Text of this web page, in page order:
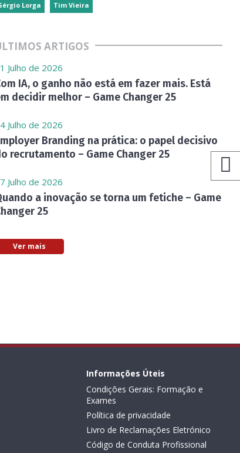
Lorga Tim Vieira
ARTIGOS
Julho de 2026
IA, o ganho não está em fazer mais. Está
decidir melhor – Game Changer 25
Julho de 2026
Branding na prática: o papel decisivo
recrutamento – Game Changer 25
Julho de 2026
a inovação se torna um fetiche – Game
25
Ver mais
Informações Úteis
Condições Gerais: Formação e
Exames
Política de privacidade
Livro de Reclamações Eletrónico
Código de Conduta Profissional